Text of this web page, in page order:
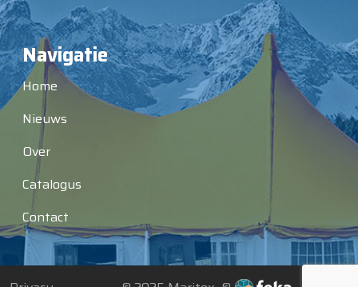
Navigatie
Home
Nieuws
Over
Catalogus
Contact